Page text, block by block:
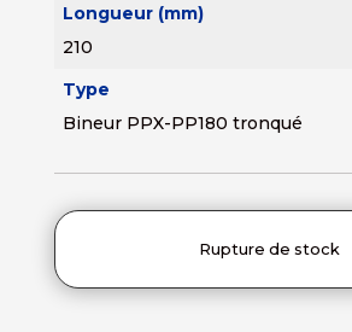
Longueur (mm)
210
Type
Bineur PPX-PP180 tronqué
Rupture de stock